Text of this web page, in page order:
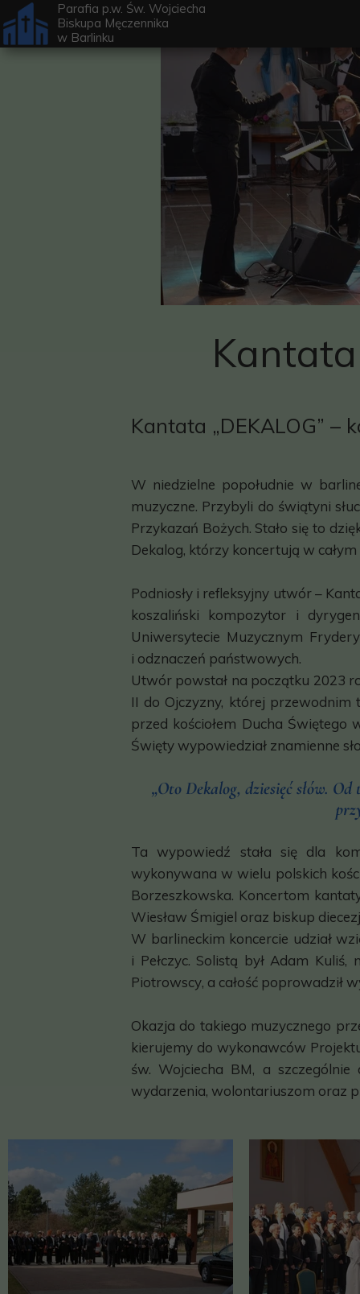
Parafia p.w. Św. Wojciecha
Biskupa Męczennika
w Barlinku
Kantata
Kantata „DEKALOG” –
W niedzielne popołudnie w
muzyczne. Przybyli do świątyni
Przykazań Bożych. Stało się to
Dekalog, którzy koncertują w
Podniosły i refleksyjny utwór –
koszaliński kompozytor i
Uniwersytecie Muzycznym
i odznaczeń państwowych.
Utwór powstał na początku 2023
II do Ojczyzny, której przewodnim
przed kościołem Ducha Świętego
Święty wypowiedział znamienne
„Oto Dekalog, dziesięć słów. Od
Ta wypowiedź stała się dla
wykonywana w wielu polskich
Borzeszkowska. Koncertom
Wiesław Śmigiel oraz biskup
W barlineckim koncercie udział
i Pełczyc. Solistą był Adam Kuliś,
Piotrowscy, a całość poprowadził
Okazja do takiego muzycznego
kierujemy do wykonawców
św. Wojciecha BM, a
wydarzenia, wolontariuszom oraz